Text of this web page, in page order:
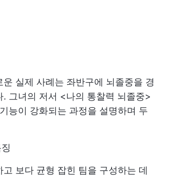
실제 사례는 좌반구에 뇌졸중을 경
그녀의 저서 <나의 통찰력 뇌졸중>
능이 강화되는 과정을 설명하며 두
보다 균형 잡힌 팀을 구성하는 데